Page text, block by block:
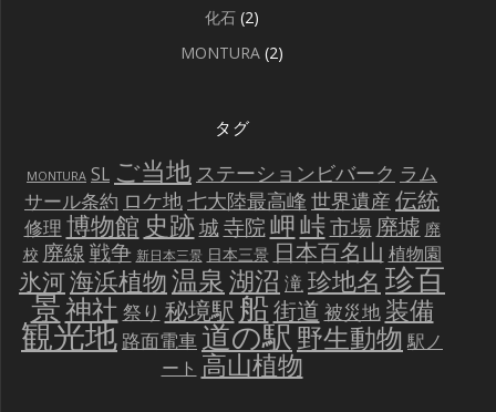
化石 (2)
MONTURA (2)
タグ
MONTURA SL ご当地 ステーションビバーク ラム
サール条約 ロケ地七大陸最高峰 世界遺産 伝統
修理 博物館 史跡城寺院岬峠市場 廃墟 廃
校 廃線戦争 新日本三景 日本三景 日本百名山 植物園
氷河海浜植物温泉湖沼 滝珍地名 珍百
景神社 祭り 秘境駅船街道 被災地 装備
観光地 路面電車道の駅野生動物 駅ノ
ート 高山植物